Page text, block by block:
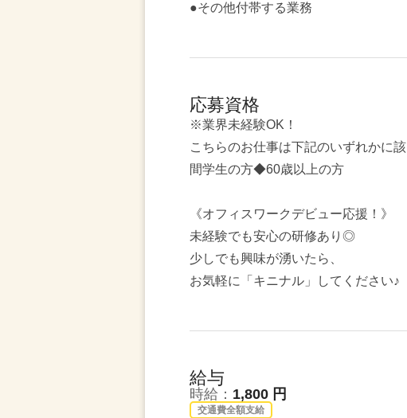
●その他付帯する業務
応募資格
※業界未経験OK！
こちらのお仕事は下記のいずれかに
間学生の方◆60歳以上の方
《オフィスワークデビュー応援！》
未経験でも安心の研修あり◎
少しでも興味が湧いたら、
お気軽に「キニナル」してください♪
給与
時給： 1,800 円
交通費全額支給